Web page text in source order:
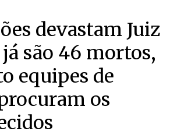
devastam Juiz
já são 46 mortos,
equipes de
os